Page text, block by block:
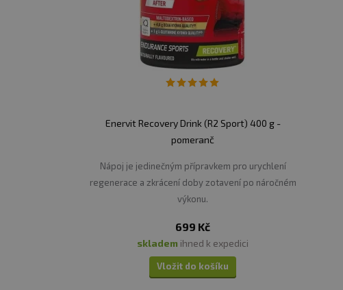
Enervit Recovery Drink (R2 Sport) 400 g -
pomeranč
Nápoj je jedinečným přípravkem pro urychlení
regenerace a zkrácení doby zotavení po náročném
výkonu.
699 Kč
skladem ihned k expedici
Vložit do košíku